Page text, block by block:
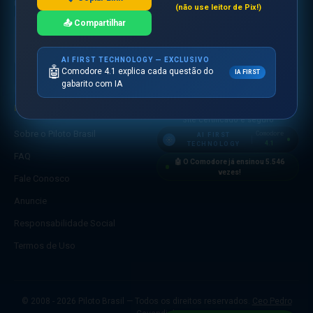
RESPONSABILIDADE SOCIAL
Apoiamos
crianças
em todo o
mundo
INSTITUCIONAL
FAQ
Fale Conosco
Anuncie
Responsabilidade Social
Termos de Uso
Site certificado e seguro
AI FIRST
TECHNOLOGY
🤖 O Comodore já ensinou 5.546
vezes!
© 2008 - 2026 Piloto Brasil — Todos os direitos reservados.
📤 Compartilhar
(não use leitor de Pix!)
🤖
AI FIRST TECHNOLOGY — EXCLUSIVO
Comodore 4.1 explica cada questão do
gabarito com IA
IA FIRST